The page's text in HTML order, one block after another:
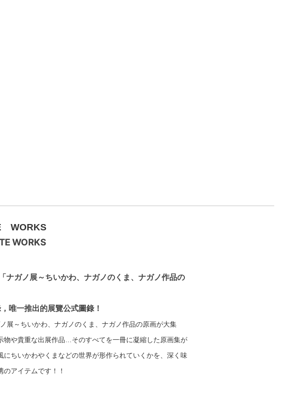
WORKS
WORKS
ガノ展～ちいかわ、ナガノのくま、ナガノ作品の
唯一推出的展覽公式圖錄！
展～ちいかわ、ナガノのくま、ナガノ作品の原画が大集
物や貴重な出展作品…そのすべてを一冊に凝縮した原画集が
ちいかわやくまなどの世界が形作られていくかを、深く味
アイテムです！！